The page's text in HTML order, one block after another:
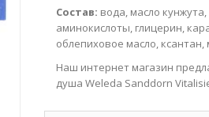
Состав: вода, масло
аминокислоты, глицерин,
облепиховое масло, ксантан,
Наш интернет магазин
душа Weleda Sanddorn